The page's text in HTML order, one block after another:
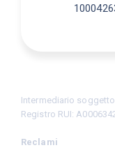
Intermediario
Registro RUI:
Reclami